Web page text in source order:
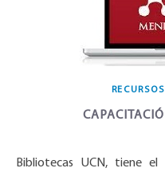
Bibliotecas UCN, tiene el agrado de informar que se ha